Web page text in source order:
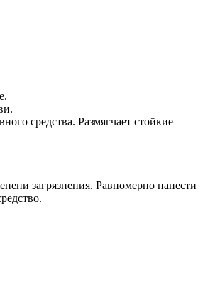
средства. Размягчает стойкие
загрязнения. Равномерно нанести